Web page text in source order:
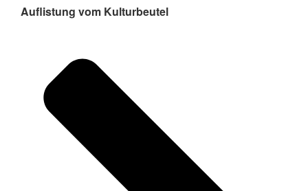
Auflistung vom Kulturbeutel